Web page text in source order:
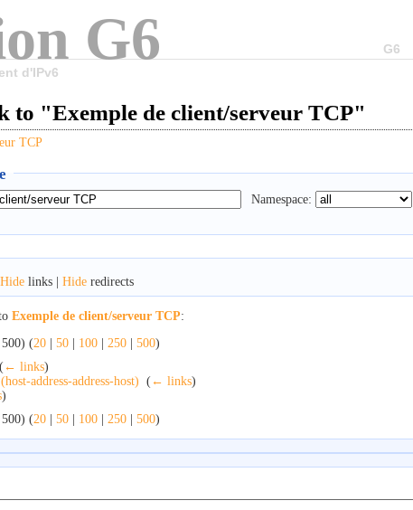
G6
d'IPv6
G6
to "Exemple de client/serveur TCP"
TCP
Namespace:
Hidelinks | Hideredirects
Exemple de client/serveur TCP:
(20 | 50 | 100 | 250 | 500)
( ← links)
address-address-host) ( ← links)
)
(20 | 50 | 100 | 250 | 500)